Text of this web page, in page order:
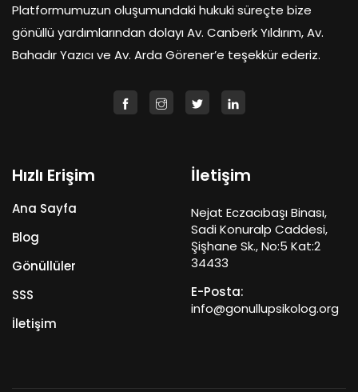
Platformumuzun oluşumundaki hukuki süreçte bize
gönüllü yardımlarından dolayı Av. Canberk Yıldırım, Av.
Bahadır Yazıcı ve Av. Arda Görener’e teşekkür ederiz.
Hızlı Erişim
Ana Sayfa
Blog
Gönüllüler
SSS
İletişim
İletişim
Nejat Eczacıbaşı Binası,
Sadi Konuralp Caddesi,
Şişhane Sk., No:5 Kat:2
34433
E-Posta:
info@gonullupsikolog.org